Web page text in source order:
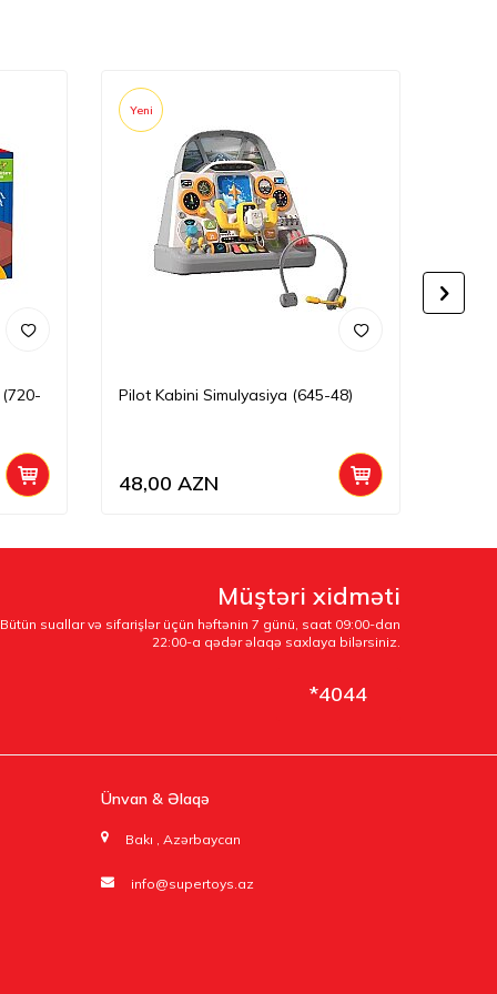
Yeni
Pilot Kabini Simulyasiya (645-48)
48,00 AZN
Müştəri xidməti
Bütün suallar və sifarişlər üçün həftənin 7 günü, saat 09:00-dan
22:00-a qədər əlaqə saxlaya bilərsiniz.
*4044
Ünvan & Əlaqə
Bakı , Azərbaycan
info@supertoys.az